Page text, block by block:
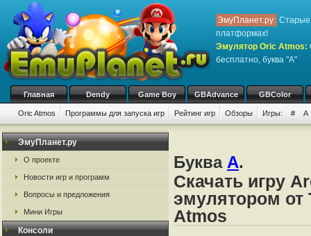
ЭмуПланет.ру: Старые
платформах!
Эмулятор Oric Atmos:
бесплатно, буква "A"
Главная Dendy Game Boy GBAdvance GBColor
Oric Atmos Программы для запуска игр Рейтинг игр Обзоры Игры: # A
ЭмуПланет.ру
О проекте
Новости игр и программ
Вопросы и предложения
Мини Игры
Консоли
Буква A.
Скачать игру
эмулятором от
Atmos